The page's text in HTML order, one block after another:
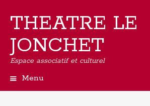
THEATRE LE
JONCHET
Espace associatif et culturel
Menu